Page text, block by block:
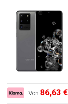
Von 86,63 €